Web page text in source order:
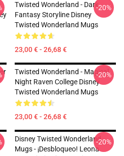
Twisted Wonderland - Dark
Fantasy Storyline Disney
Twisted Wonderland Mugs
23,00 € - 26,68 €
-20%
Twisted Wonderland - Magical
Night Raven College Disney
Twisted Wonderland Mugs
23,00 € - 26,68 €
-20%
Disney Twisted Wonderland
Mugs - ¡Desbloqueo! Leona
-20%